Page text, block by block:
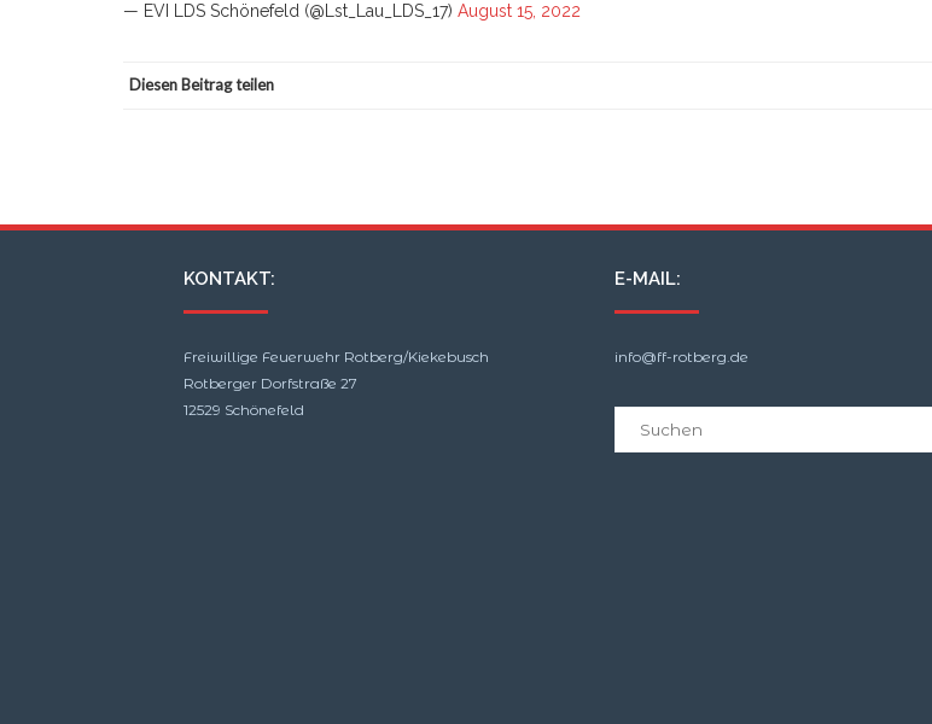
— EVI LDS Schönefeld (@Lst_Lau_LDS_17) August 15, 2022
Diesen Beitrag teilen
KONTAKT:
Freiwillige Feuerwehr Rotberg/Kiekebusch
Rotberger Dorfstraße 27
12529 Schönefeld
E-MAIL:
info@ff-rotberg.de